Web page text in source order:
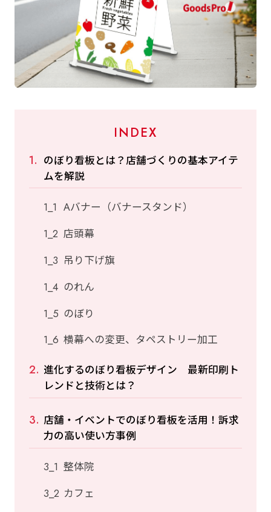
INDEX
のぼり看板とは？店舗づくりの基本アイテ
ムを解説
Aバナー（バナースタンド）
店頭幕
吊り下げ旗
のれん
のぼり
横幕への変更、タペストリー加工
進化するのぼり看板デザイン 最新印刷ト
レンドと技術とは？
店舗・イベントでのぼり看板を活用！訴求
力の高い使い方事例
整体院
カフェ